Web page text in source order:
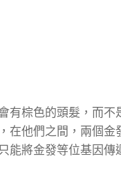
有棕色的頭髮，而不
在他們之間，兩個金
能將金發等位基因傳